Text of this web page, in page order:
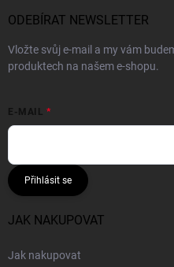
ODEBÍRAT NEWSLETTER
Vložte svůj e-mail a my vám
produktech na našem e-shopu.
E-MAIL
Přihlásit se
JAK NAKUPOVAT
Jak nakupovat